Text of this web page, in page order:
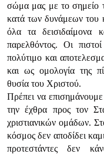
σώμα μας με το σημείο
κατά των δυνάμεων του
όλα τα δεισιδαίμονα
παρελθόντος. Οι
πολύτιμο και
και ως ομολογία της
θυσία του Χριστού.
Πρέπει να
την έχθρα προς τον
χριστιανικών ομάδων.
κόσμος δεν αποδίδει
προτεστάντες δεν